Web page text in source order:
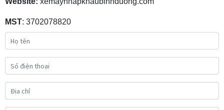
MST: 3702078820